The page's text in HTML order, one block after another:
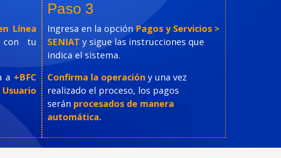
Línea
con tu
a +BFC
Usuario
Paso 3
Ingresa en la opciónPagos y Servicios >
SENIAT y sigue las instrucciones que
indica el sistema.
Confirma la operación y una vez
realizado el proceso, los pagos
serán procesados de manera
automática.